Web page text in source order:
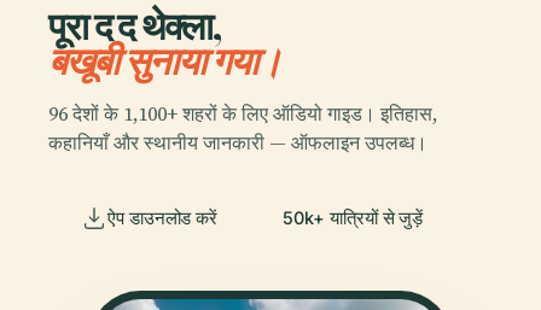
पूरा द द थेक्ला,
बखूबी सुनाया गया।
96 देशों के 1,100+ शहरों के लिए ऑडियो गाइड। इतिहास,
कहानियाँ और स्थानीय जानकारी — ऑफलाइन उपलब्ध।
ऐप डाउनलोड करें 50k+ यात्रियों से जुड़ें